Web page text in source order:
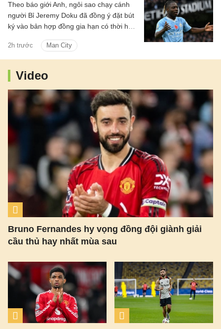
2h trước Man City
Theo báo giới Anh, ngôi sao chạy cánh
người Bỉ Jeremy Doku đã đồng ý đặt bút
ký vào bản hợp đồng gia hạn có thời hạn
Video
Bruno Fernandes hy vọng đồng đội giành giải
cầu thủ hay nhất mùa sau